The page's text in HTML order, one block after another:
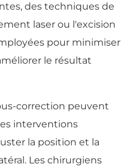
des techniques de
laser ou l'excision
pour minimiser
le résultat
correction peuvent
interventions
la position et la
Les chirurgiens